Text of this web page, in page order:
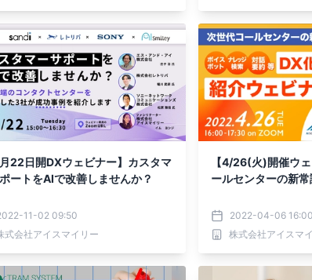
月22日開DXウェビナー】カスタマ
ートをAIで改善しませんか？
11-02 09:50
式会社アイスマイリー
【4/26(火)開催ウ
ールセンターの新常
2022-04-06 16:00
株式会社アイスマ